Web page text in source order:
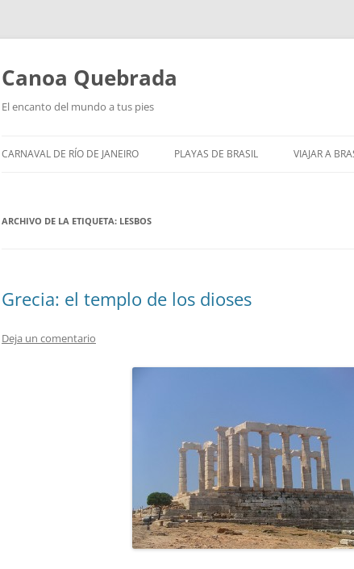
Saltar
Canoa Quebrada
El encanto del mundo a tus pies
CARNAVAL DE RÍO DE JANEIRO PLAYAS DE BRASIL VIAJAR A
ARCHIVO DE LA ETIQUETA: LESBOS
Grecia: el templo de los dioses
Deja un comentario